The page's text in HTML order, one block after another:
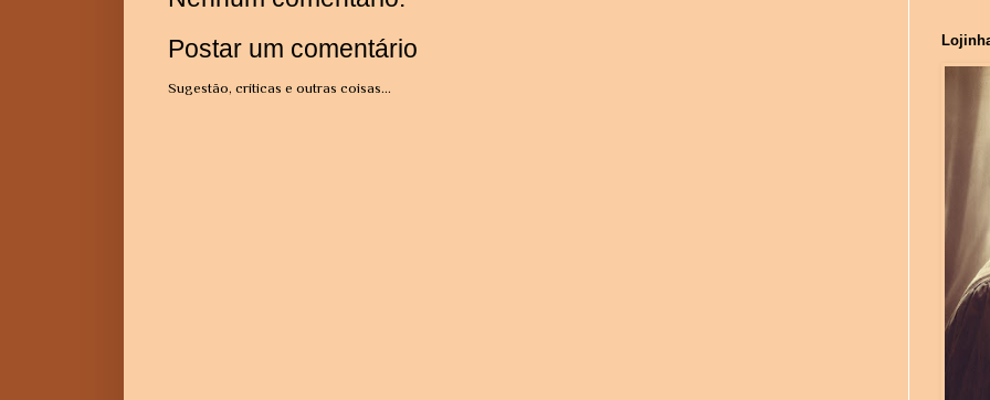
Postar um comentário
Sugestão, críticas e outras coisas...